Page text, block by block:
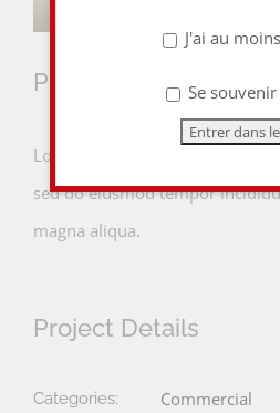
Project Description
Lorem ipsum dolor sit amet,
sed do eiusmod tempor
magna aliqua.
Project Details
Categories:
Commercial
J'ai au
Se